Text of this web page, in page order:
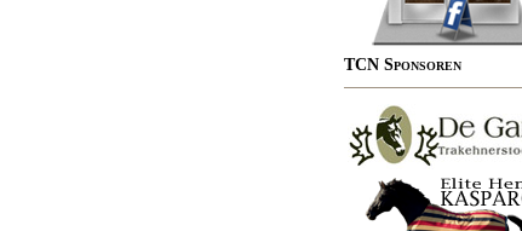
TCN Sponsoren